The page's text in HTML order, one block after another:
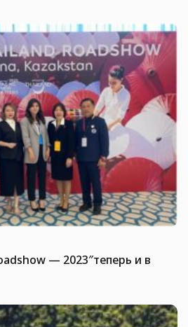
— 2023″теперь и в